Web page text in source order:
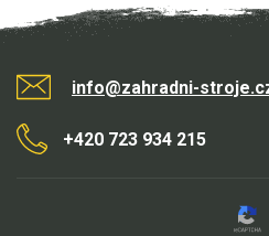
info@zahradni-
+420 723 934 215